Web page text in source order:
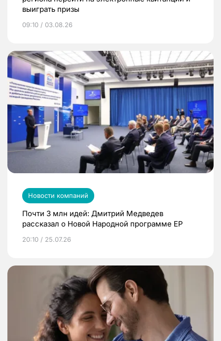
выиграть призы
09:10 / 03.08.26
Новости компаний
Почти 3 млн идей: Дмитрий Медведев
рассказал о Новой Народной программе ЕР
20:10 / 25.07.26